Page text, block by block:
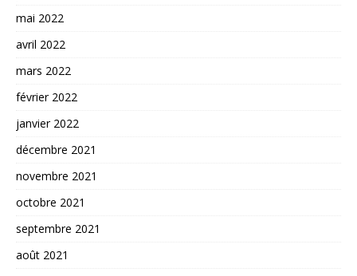
mai 2022
avril 2022
mars 2022
février 2022
janvier 2022
décembre 2021
novembre 2021
octobre 2021
septembre 2021
août 2021